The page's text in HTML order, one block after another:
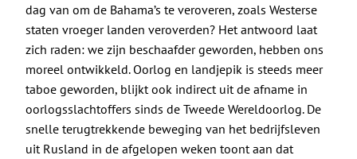
dag van om de Bahama’s te veroveren, zoals Westerse
staten vroeger landen veroverden? Het antwoord laat
zich raden: we zijn beschaafder geworden, hebben ons
moreel ontwikkeld. Oorlog en landjepik is steeds meer
taboe geworden, blijkt ook indirect uit de afname in
oorlogsslachtoffers sinds de Tweede Wereldoorlog. De
snelle terugtrekkende beweging van het bedrijfsleven
uit Rusland in de afgelopen weken toont aan dat